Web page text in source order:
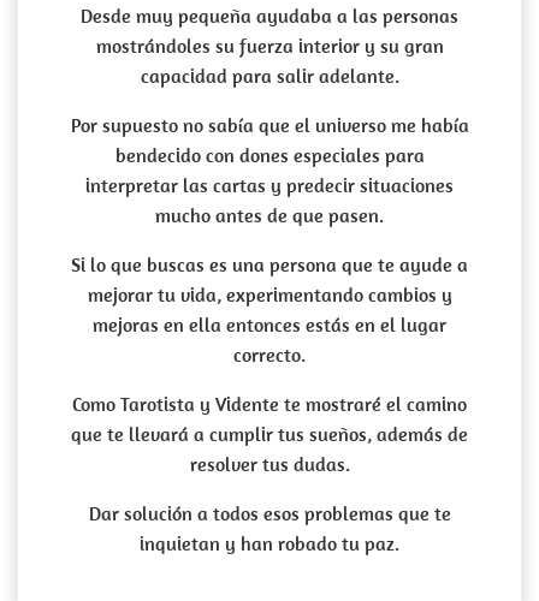
Desde muy pequeña ayudaba a las personas
mostrándoles su fuerza interior y su gran
capacidad para salir adelante.
Por supuesto no sabía que el universo me había
bendecido con dones especiales para
interpretar las cartas y predecir situaciones
mucho antes de que pasen.
Si lo que buscas es una persona que te ayude a
mejorar tu vida, experimentando cambios y
mejoras en ella entonces estás en el lugar
correcto.
Como Tarotista y Vidente te mostraré el camino
que te llevará a cumplir tus sueños, además de
resolver tus dudas.
Dar solución a todos esos problemas que te
inquietan y han robado tu paz.